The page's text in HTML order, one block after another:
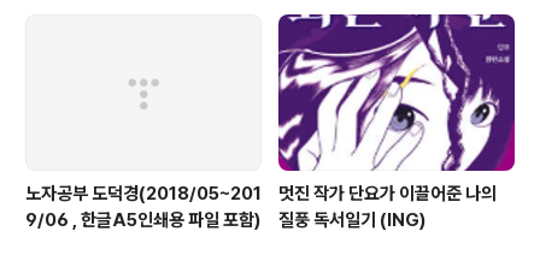
노자공부 도덕경(2018/05~201
9/06 , 한글A5인쇄용 파일 포함)
멋진 작가 단요가 이끌어준 나의
질풍 독서일기 (ING)